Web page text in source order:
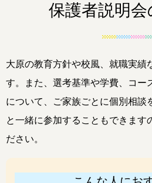
保護者説明会
大原の教育方針や校風、就職実績
す。また、選考基準や学費、コー
について、ご家族ごとに個別相談
と一緒に参加することもできます
ださい。